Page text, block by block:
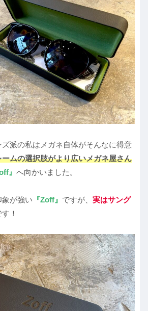
派の私はメガネ自体がそんなに得意
ームの選択肢がより広いメガネ屋さん
』 へ向かいました。
象が強い 『Zoff』 ですが、 実はサング
！